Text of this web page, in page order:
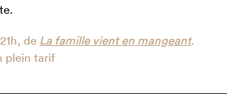
de La famille vient en mangeant.
plein tarif